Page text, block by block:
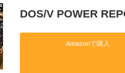
DOS/V POWER
Amazonで購入